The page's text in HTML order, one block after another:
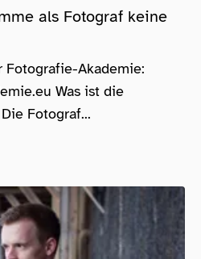
als Fotograf keine
Fotografie-Akademie:
Was ist die
Fotograf...